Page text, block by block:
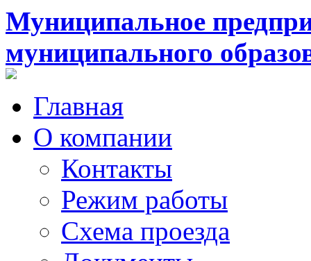
Муниципальное
муниципального
Главная
О компании
Контакты
Режим работы
Схема проезда